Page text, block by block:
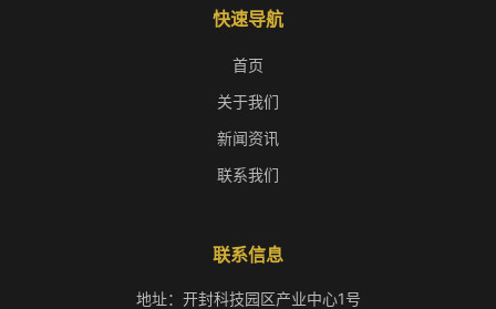
快速导航
首页
关于我们
新闻资讯
联系我们
联系信息
地址：开封科技园区产业中心1号